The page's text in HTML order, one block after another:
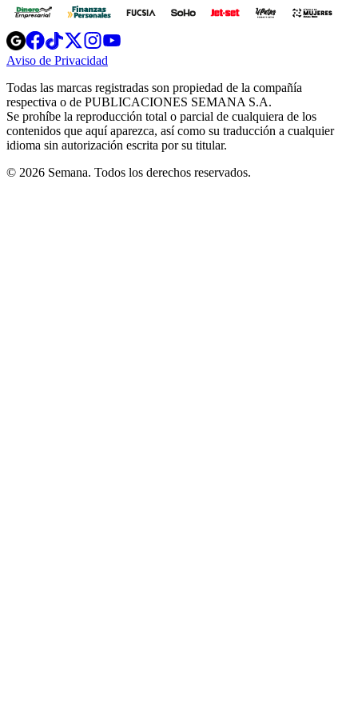
Opens
in
new
Opens
in
new
Opens
in
new
window
Opens
new
windowwindow
Aviso de Privacidad
new
window
Todas las marcas registradas son propiedad de la compañía
respectiva o de PUBLICACIONES SEMANA S.A.
Se prohíbe la reproducción total o parcial de cualquiera de los
contenidos que aquí aparezca, así como su traducción a cualquier
idioma sin autorización escrita por su titular.
© 2026 Semana. Todos los derechos reservados.